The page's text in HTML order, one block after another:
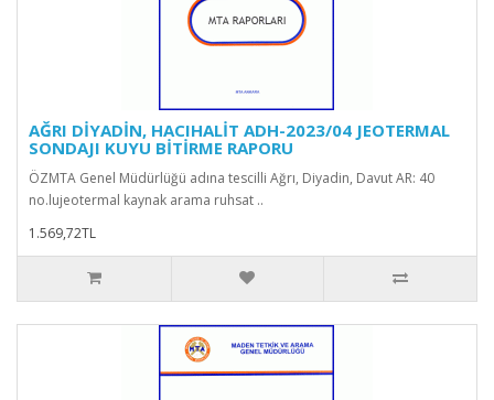
AĞRI DİYADİN, HACIHALİT ADH-2023/04 JEOTERMAL
SONDAJI KUYU BİTİRME RAPORU
ÖZMTA Genel Müdürlüğü adına tescilli Ağrı, Diyadin, Davut AR: 40
no.lujeotermal kaynak arama ruhsat ..
1.569,72TL